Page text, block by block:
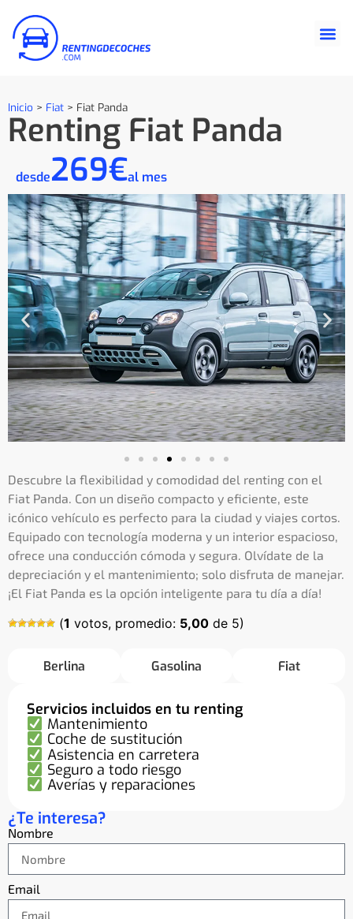
Inicio > Fiat > Fiat Panda
Renting Fiat Panda
desde269€al mes
Descubre la flexibilidad y comodidad del renting con el
Fiat Panda. Con un diseño compacto y eficiente, este
icónico vehículo es perfecto para la ciudad y viajes cortos.
Equipado con tecnología moderna y un interior espacioso,
ofrece una conducción cómoda y segura. Olvídate de la
depreciación y el mantenimiento; solo disfruta de manejar.
¡El Fiat Panda es la opción inteligente para tu día a día!
(1 votos, promedio: 5,00 de 5)
Berlina Gasolina Fiat
Servicios incluidos en tu renting
Mantenimiento
Coche de sustitución
Asistencia en carretera
Seguro a todo riesgo
Averías y reparaciones
¿Te interesa?
Nombre
Email